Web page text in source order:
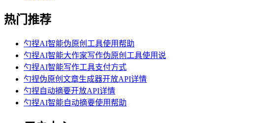
热门推荐
勺捏AI智能伪原创工具使用帮助
勺捏AI智能大作家写作伪原创工具使用说
勺捏AI智能写作工具支付方式
勺捏伪原创文章生成器开放API详情
勺捏自动摘要开放API详情
勺捏AI智能自动摘要使用帮助